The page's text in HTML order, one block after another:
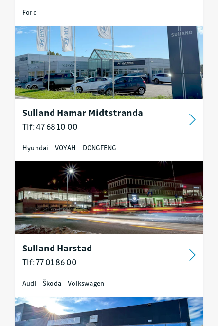
Ford
Sulland Hamar Midtstranda
Tlf: 47 68 10 00
Hyundai VOYAH DONGFENG
Sulland Harstad
Tlf: 77 01 86 00
Audi Škoda Volkswagen